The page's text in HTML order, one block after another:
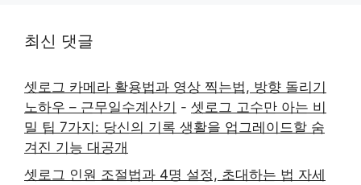
최신 댓글
셋로그 카메라 활용법과 영상 찍는법, 방향 돌리기
노하우 – 근무일수계산기 - 셋로그 고수만 아는 비
밀 팁 7가지: 당신의 기록 생활을 업그레이드할 숨
겨진 기능 대공개
셋로그 인원 조절법과 4명 설정, 초대하는 법 자세